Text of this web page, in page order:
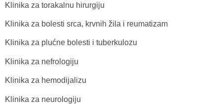
Klinika za torakalnu hirurgiju
Klinika za bolesti srca, krvnih žila i reumatizam
Klinika za plućne bolesti i tuberkulozu
Klinika za nefrologiju
Klinika za hemodijalizu
Klinika za neurologiju